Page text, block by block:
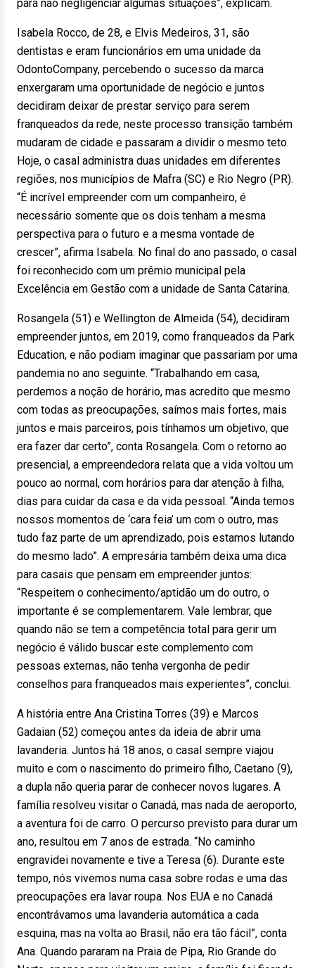
para não negligenciar algumas situações”, explicam.
Isabela Rocco, de 28, e Elvis Medeiros, 31, são
dentistas e eram funcionários em uma unidade da
OdontoCompany, percebendo o sucesso da marca
enxergaram uma oportunidade de negócio e juntos
decidiram deixar de prestar serviço para serem
franqueados da rede, neste processo transição também
mudaram de cidade e passaram a dividir o mesmo teto.
Hoje, o casal administra duas unidades em diferentes
regiões, nos municípios de Mafra (SC) e Rio Negro (PR).
“É incrível empreender com um companheiro, é
necessário somente que os dois tenham a mesma
perspectiva para o futuro e a mesma vontade de
crescer”, afirma Isabela. No final do ano passado, o casal
foi reconhecido com um prêmio municipal pela
Excelência em Gestão com a unidade de Santa Catarina.
Rosangela (51) e Wellington de Almeida (54), decidiram
empreender juntos, em 2019, como franqueados da Park
Education, e não podiam imaginar que passariam por uma
pandemia no ano seguinte. “Trabalhando em casa,
perdemos a noção de horário, mas acredito que mesmo
com todas as preocupações, saímos mais fortes, mais
juntos e mais parceiros, pois tínhamos um objetivo, que
era fazer dar certo”, conta Rosangela. Com o retorno ao
presencial, a empreendedora relata que a vida voltou um
pouco ao normal, com horários para dar atenção à filha,
dias para cuidar da casa e da vida pessoal. “Ainda temos
nossos momentos de ‘cara feia’ um com o outro, mas
tudo faz parte de um aprendizado, pois estamos lutando
do mesmo lado”. A empresária também deixa uma dica
para casais que pensam em empreender juntos:
“Respeitem o conhecimento/aptidão um do outro, o
importante é se complementarem. Vale lembrar, que
quando não se tem a competência total para gerir um
negócio é válido buscar este complemento com
pessoas externas, não tenha vergonha de pedir
conselhos para franqueados mais experientes”, conclui.
A história entre Ana Cristina Torres (39) e Marcos
Gadaian (52) começou antes da ideia de abrir uma
lavanderia. Juntos há 18 anos, o casal sempre viajou
muito e com o nascimento do primeiro filho, Caetano (9),
a dupla não queria parar de conhecer novos lugares. A
família resolveu visitar o Canadá, mas nada de aeroporto,
a aventura foi de carro. O percurso previsto para durar um
ano, resultou em 7 anos de estrada. “No caminho
engravidei novamente e tive a Teresa (6). Durante este
tempo, nós vivemos numa casa sobre rodas e uma das
preocupações era lavar roupa. Nos EUA e no Canadá
encontrávamos uma lavanderia automática a cada
esquina, mas na volta ao Brasil, não era tão fácil”, conta
Ana. Quando pararam na Praia de Pipa, Rio Grande do